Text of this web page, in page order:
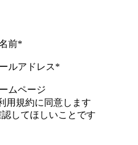
前*
ルアドレス*
ムページ
用規約に同意します
してほしいことです